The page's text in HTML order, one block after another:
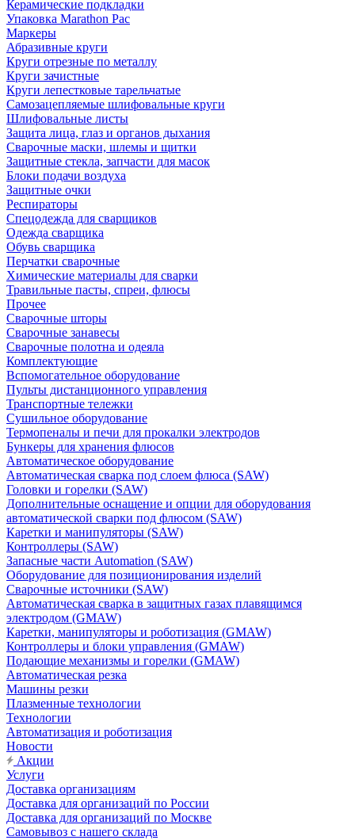
Керамические подкладки
Упаковка Marathon Pac
Маркеры
Абразивные круги
Круги отрезные по металлу
Круги зачистные
Круги лепестковые тарельчатые
Самозацепляемые шлифовальные круги
Шлифовальные листы
Защита лица, глаз и органов дыхания
Сварочные маски, шлемы и щитки
Защитные стекла, запчасти для масок
Блоки подачи воздуха
Защитные очки
Респираторы
Спецодежда для сварщиков
Одежда сварщика
Обувь сварщика
Перчатки сварочные
Химические материалы для сварки
Травильные пасты, спреи, флюсы
Прочее
Сварочные шторы
Сварочные занавесы
Сварочные полотна и одеяла
Комплектующие
Вспомогательное оборудование
Пульты дистанционного управления
Транспортные тележки
Сушильное оборудование
Термопеналы и печи для прокалки электродов
Бункеры для хранения флюсов
Автоматическое оборудование
Автоматическая сварка под слоем флюса (SAW)
Головки и горелки (SAW)
Дополнительные оснащение и опции для оборудования
автоматической сварки под флюсом (SAW)
Каретки и манипуляторы (SAW)
Контроллеры (SAW)
Запасные части Automation (SAW)
Оборудование для позиционирования изделий
Сварочные источники (SAW)
Автоматическая сварка в защитных газах плавящимся
электродом (GMAW)
Каретки, манипуляторы и роботизация (GMAW)
Контроллеры и блоки управления (GMAW)
Подающие механизмы и горелки (GMAW)
Автоматическая резка
Машины резки
Плазменные технологии
Технологии
Автоматизация и роботизация
Новости
Акции
Услуги
Доставка организациям
Доставка для организаций по России
Доставка для организаций по Москве
Самовывоз с нашего склада